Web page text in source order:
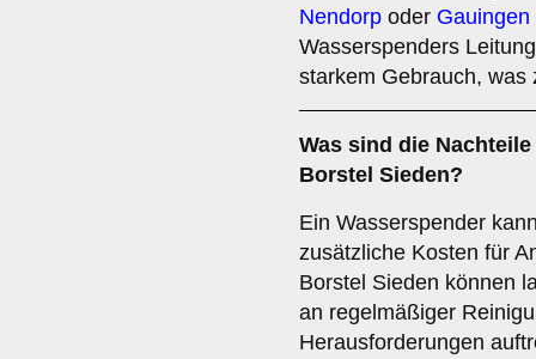
Nendorp oder Gauingen
Wasserspenders
starkem Gebrauch, was
Was sind die Nachteile
Borstel Sieden?
Ein Wasserspender
zusätzliche Kosten für
Borstel Sieden können
an regelmäßiger
Herausforderungen